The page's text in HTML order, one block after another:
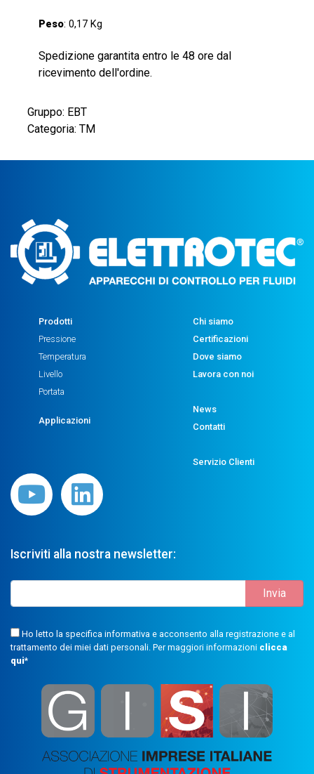
quantità
Peso: 0,17 Kg
Spedizione garantita entro le 48 ore dal
ricevimento dell'ordine.
Gruppo: EBT
Categoria: TM
Prodotti
Pressione
Temperatura
Livello
Portata
Applicazioni
Chi siamo
Certificazioni
Dove siamo
Lavora con noi
News
Contatti
Servizio Clienti
Iscriviti alla nostra newsletter:
Ho letto la specifica informativa e acconsento alla registrazione e al
trattamento dei miei dati personali. Per maggiori informazioni clicca
qui*